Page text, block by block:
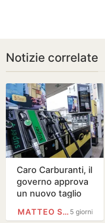
Notizie correlate
Caro Carburanti, il
governo approva
un nuovo taglio
gasolio
5 giorni
MATTEO SALVINI